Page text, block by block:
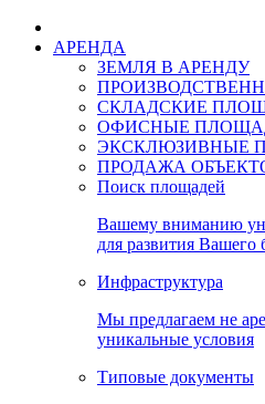
АРЕНДА
ЗЕМЛЯ В АРЕНДУ
СКЛАДСКИЕ
ОФИСНЫЕ
ЭКСКЛЮЗИВНЫЕ
ПРОДАЖА
Поиск площадей
Вашему вниманию
для развития Вашего
Инфраструктура
Мы предлагаем не
уникальные условия
Типовые документы